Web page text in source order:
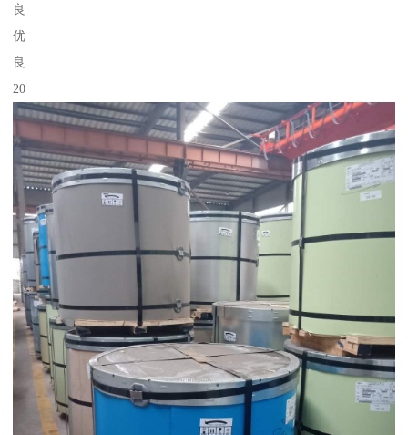
良
优
良
20